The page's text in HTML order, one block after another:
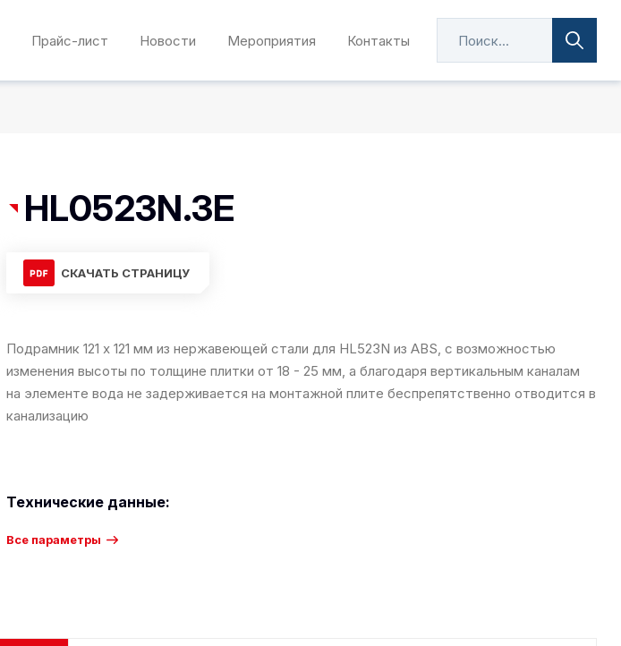
Прайс-лист Новости Мероприятия Контакты
HL0523N.3E
СКАЧАТЬ СТРАНИЦУ
Подрамник 121 х 121 мм из нержавеющей стали для HL523N из ABS, с возможностью
изменения высоты по толщине плитки от 18 - 25 мм, а благодаря вертикальным каналам
на элементе вода не задерживается на монтажной плите беспрепятственно отводится в
канализацию
Технические данные:
Все параметры